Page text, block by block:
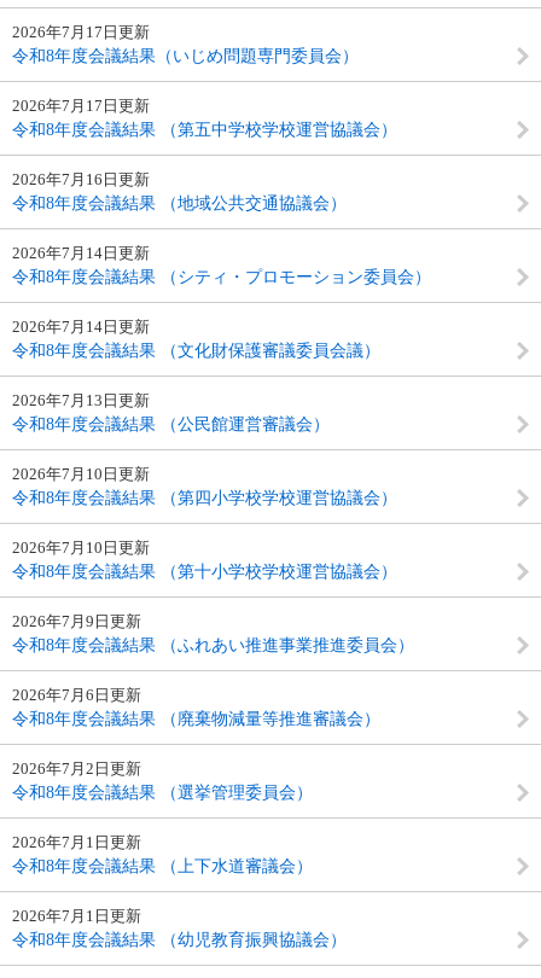
2026年7月17日更新
令和8年度会議結果（いじめ問題専門委員会）
2026年7月17日更新
令和8年度会議結果 （第五中学校学校運営協議会）
2026年7月16日更新
令和8年度会議結果 （地域公共交通協議会）
2026年7月14日更新
令和8年度会議結果 （シティ・プロモーション委員会）
2026年7月14日更新
令和8年度会議結果 （文化財保護審議委員会議）
2026年7月13日更新
令和8年度会議結果 （公民館運営審議会）
2026年7月10日更新
令和8年度会議結果 （第四小学校学校運営協議会）
2026年7月10日更新
令和8年度会議結果 （第十小学校学校運営協議会）
2026年7月9日更新
令和8年度会議結果 （ふれあい推進事業推進委員会）
2026年7月6日更新
令和8年度会議結果 （廃棄物減量等推進審議会）
2026年7月2日更新
令和8年度会議結果 （選挙管理委員会）
2026年7月1日更新
令和8年度会議結果 （上下水道審議会）
2026年7月1日更新
令和8年度会議結果 （幼児教育振興協議会）